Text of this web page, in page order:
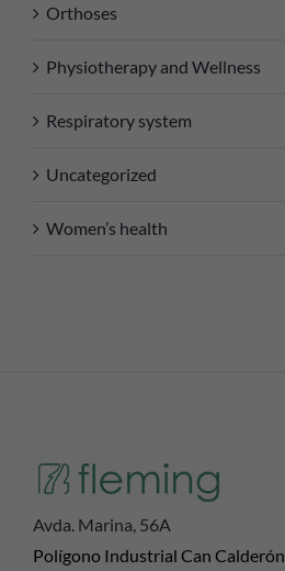
Orthoses
Physiotherapy and Wellness
Respiratory system
Uncategorized
Women’s health
Avda. Marina, 56A
Polígono Industrial Can Calderón